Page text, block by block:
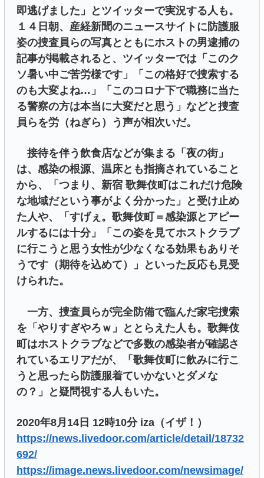
即逃げました」とツイッターで実況する人も。
１４日朝、産経新聞のニュースサイトに防護服
姿の捜査員らの写真とともにホストの男逮捕の
記事が掲載されると、ツイッターでは「このク
ソ暑い中ご苦労様です」「この格好で捜索する
のも大変よね…」「このコロナ下で職務に当た
る警察の方は本当に大変だと思う」などと捜査
員らを労（ねぎら）う声が相次いだ。
接待を伴う飲食店などが集まる「夜の街」
は、感染の根源、温床とも指摘されていること
から、「つまり、新宿 歌舞伎町はこれだけ危険
な地域だという事がよく分かった」と受け止め
た人や、「すげぇ。歌舞伎町＝感染源とアピー
ルするには十分」「この姿を見てホストクラブ
に行こうと思う女性が少なくなる効果もありそ
うです（期待を込めて）」といった反応も見受
けられた。
一方、捜査員らが完全防備で臨んだ家宅捜索
を「やりすぎやろｗ」ととらえた人も。歌舞伎
町はホストクラブなどで多数の感染者が確認さ
れているエリアだが、「歌舞伎町に飲みに行こ
うと思ったら防護服着ていかないとダメな
の？」と疑問視する人もいた。
2020年8月14日 12時10分 iza（イザ！）
https://news.livedoor.com/article/detail/18732
692/
https://image.news.livedoor.com/newsimage/